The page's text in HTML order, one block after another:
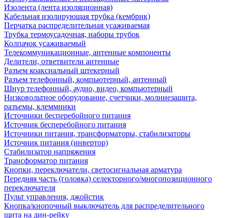
Изолента (лента изоляционная)
Кабельная изолирующая трубка (кембрик)
Перчатка распределительная усаживаемая
Трубка термоусадочная, наборы трубок
Колпачок усаживаемый
Телекоммуникационные, антенные компоненты
Делители, ответвители антенные
Разъем коаксиальный штекерный
Разъем телефонный, компьютерный, антенный
Шнур телефонный, аудио, видео, компьютерный
Низковольтное оборудование, счетчики, молниезащита,
разъемы, клеммники
Источники бесперебойного питания
Источник бесперебойного питания
Источники питания, трансформаторы, стабилизаторы
Источник питания (инвертор)
Стабилизатор напряжения
Трансформатор питания
Кнопки, переключатели, светосигнальная арматура
Передняя часть (головка) селекторного/многопозиционного
переключателя
Пульт управления, джойстик
Кнопка/кнопочный выключатель для распределительного
щита на дин-рейку